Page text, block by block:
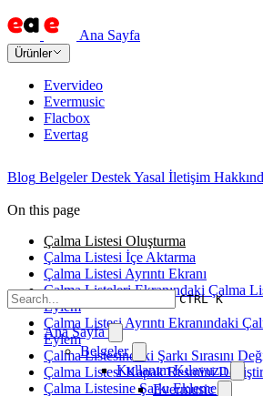
Ana Sayfa
Ürünler
Evervideo
Evermusic
Flacbox
Evertag
Blog Belgeler DestekYasal İletişim
CTRL K
Ana Sayfa
Belgeler
Kullanım Kılavuzu
Evermusic
On this page
Çalma Listesi Oluşturma
Çalma Listesi İçe Aktarma
Çalma Listesi Ayrıntı Ekranı
Çalma Listeleri Ekranındaki Çalma
Eylem
Çalma Listesi Ayrıntı Ekranındaki
Eylem
Çalma Listesindeki Şarkı Sırasını
Çalma Listesi Kapak Resmini
Çalma Listesine Şarkı Ekleme